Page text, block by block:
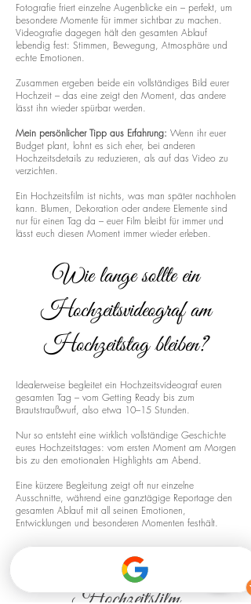
Fotografie friert einzelne Augenblicke ein – perfekt, um
besondere Momente für immer sichtbar zu machen.
Videografie dagegen hält den gesamten Ablauf
lebendig fest: Stimmen, Bewegung, Atmosphäre und
echte Emotionen.
Zusammen ergeben beide ein vollständiges Bild eurer
Hochzeit – das eine zeigt den Moment, das andere
lässt ihn wieder spürbar werden.
Mein persönlicher Tipp aus Erfahrung: Wenn ihr euer
Budget plant, lohnt es sich eher, bei anderen
Hochzeitsdetails zu reduzieren, als auf das Video zu
verzichten.
Ein Hochzeitsfilm ist nichts, was man später nachholen
kann. Blumen, Dekoration oder andere Elemente sind
nur für einen Tag da – euer Film bleibt für immer und
lässt euch diesen Moment immer wieder erleben.
Wie lange sollte ein
Hochzeitsvideograf am
Hochzeitstag bleiben?
Idealerweise begleitet ein Hochzeitsvideograf euren
gesamten Tag – vom Getting Ready bis zum
Brautstraußwurf, also etwa 10–15 Stunden.
Nur so entsteht eine wirklich vollständige Geschichte
eures Hochzeitstages: vom ersten Moment am Morgen
bis zu den emotionalen Highlights am Abend.
Eine kürzere Begleitung zeigt oft nur einzelne
Ausschnitte, während eine ganztägige Reportage den
gesamten Ablauf mit all seinen Emotionen,
Entwicklungen und besonderen Momenten festhält.
Drohnenaufnahmen für euren